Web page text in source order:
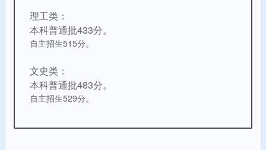
理工类：
本科普通批433分。
自主招生515分。
文史类：
本科普通批483分。
自主招生529分。